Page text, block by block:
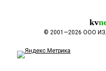
kv
© 2001—2026 ООО